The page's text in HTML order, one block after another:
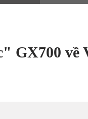
GX700 về